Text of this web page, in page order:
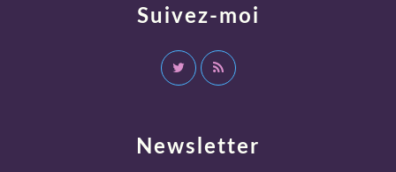
Newsletter
Suivez-moi